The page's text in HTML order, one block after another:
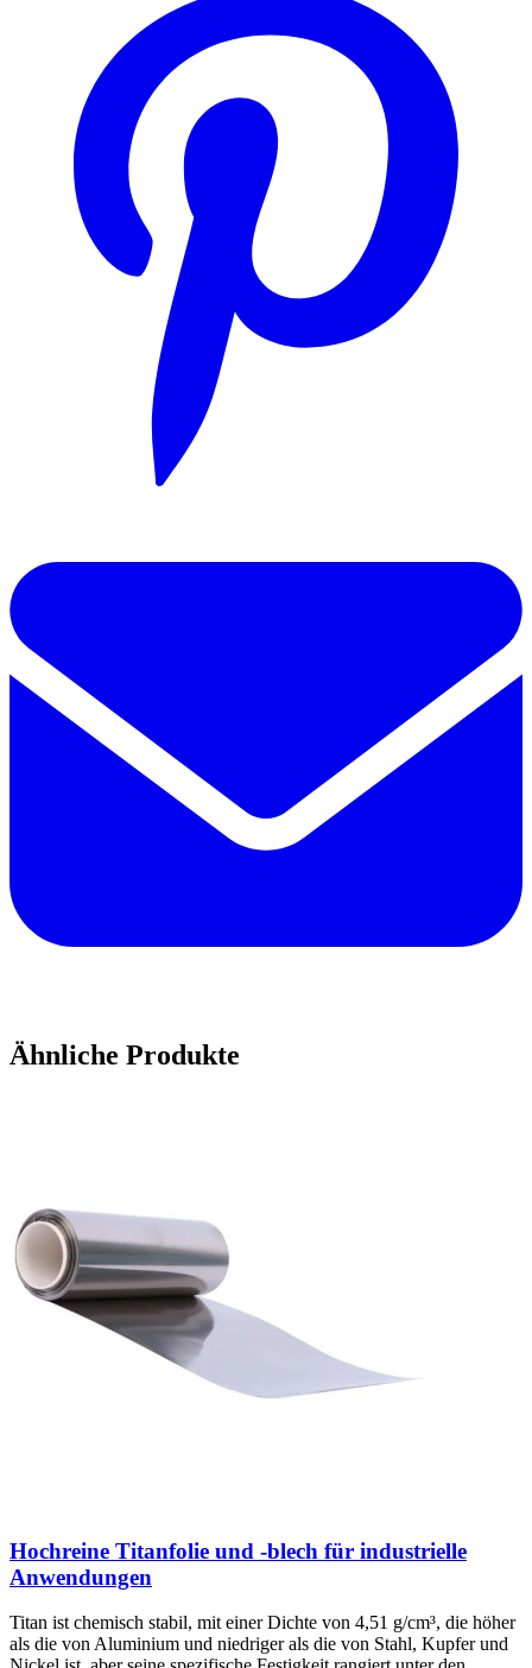
Ähnliche Produkte
Hochreine Titanfolie und -blech für industrielle
Anwendungen
Titan ist chemisch stabil, mit einer Dichte von 4,51 g/cm³, die höher
als die von Aluminium und niedriger als die von Stahl, Kupfer und